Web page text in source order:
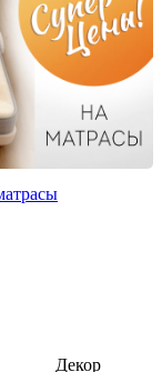
Декор